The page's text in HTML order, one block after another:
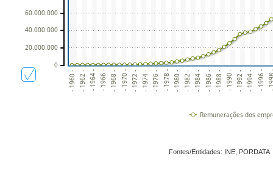
- 1960 - - 1962 - - 1964 - - 1966 - - 1968 - - 1970 - - 1972 - - 1974 - - 1976 - - 1978 - - 1980 - - 1982 - - 1984 - - 1986 - - 1988 - - 1990 - - 1992 - - 1994 - - 1996 - -
0
20.000.000
40.000.000
60.000.000
Remunerações dos
Fontes/Entidades: INE, PORDATA